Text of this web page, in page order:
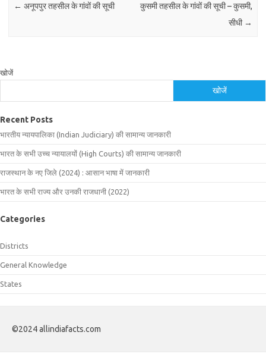
← अनूपपुर तहसील के गांवों की सूची
कुसमी तहसील के गांवों की सूची – कुसमी,
सीधी →
खोजें
खोजें
Recent Posts
भारतीय न्यायपालिका (Indian Judiciary) की सामान्य जानकारी
भारत के सभी उच्च न्यायालयों (High Courts) की सामान्य जानकारी
राजस्थान के नए जिले (2024) : आसान भाषा में जानकारी
भारत के सभी राज्य और उनकी राजधानी (2022)
Categories
Districts
General Knowledge
States
©2024 allindiafacts.com